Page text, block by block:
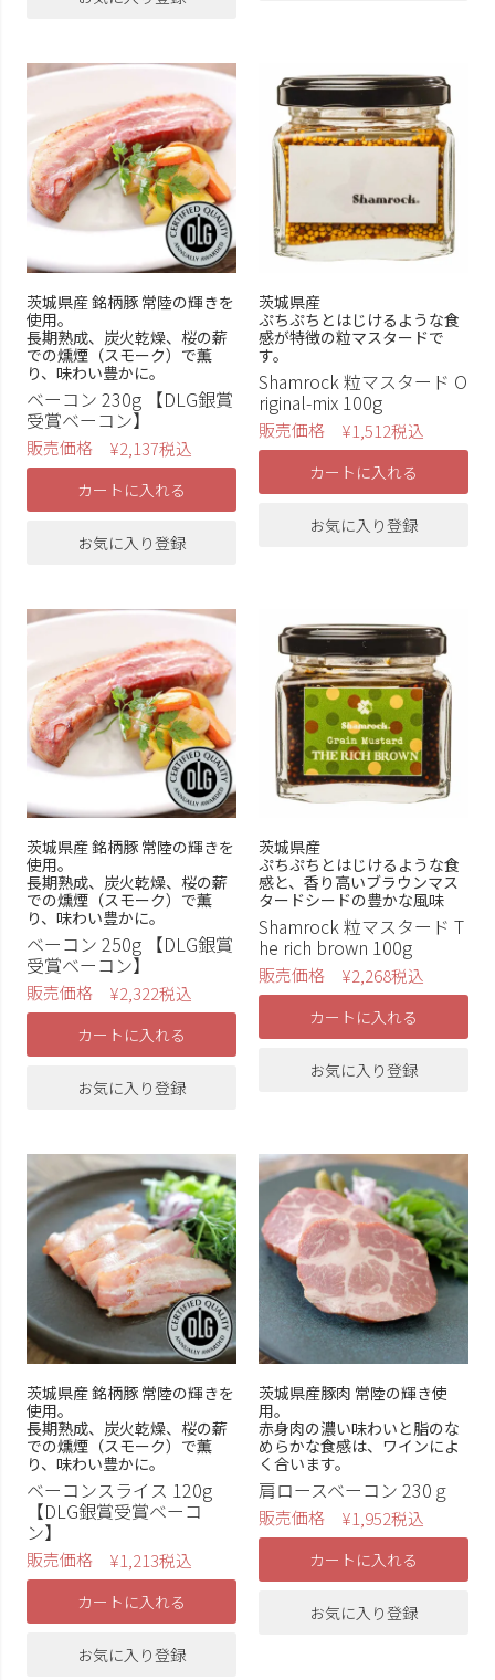
茨城県産 銘柄豚 常陸の輝きを
使用。
長期熟成、炭火乾燥、桜の薪
での燻煙（スモーク）で薫
り、味わい豊かに。
ベーコン 230g 【DLG銀賞
受賞ベーコン】
販売価格 ¥2,137税込
カートに入れる
お気に入り登録
茨城県産
ぷちぷちとはじけるような食
感が特徴の粒マスタードで
す。
Shamrock 粒マスタード O
riginal-mix 100g
販売価格 ¥1,512税込
カートに入れる
お気に入り登録
茨城県産 銘柄豚 常陸の輝きを
使用。
長期熟成、炭火乾燥、桜の薪
での燻煙（スモーク）で薫
り、味わい豊かに。
ベーコン 250g 【DLG銀賞
受賞ベーコン】
販売価格 ¥2,322税込
カートに入れる
お気に入り登録
茨城県産
ぷちぷちとはじけるような食
感と、香り高いブラウンマス
タードシードの豊かな風味
Shamrock 粒マスタード T
he rich brown 100g
販売価格 ¥2,268税込
カートに入れる
お気に入り登録
茨城県産 銘柄豚 常陸の輝きを
使用。
長期熟成、炭火乾燥、桜の薪
での燻煙（スモーク）で薫
り、味わい豊かに。
ベーコンスライス 120g
【DLG銀賞受賞ベーコ
ン】
販売価格 ¥1,213税込
カートに入れる
お気に入り登録
茨城県産豚肉 常陸の輝き使
用。
赤身肉の濃い味わいと脂のな
めらかな食感は、ワインによ
く合います。
肩ロースベーコン 230ｇ
販売価格 ¥1,952税込
カートに入れる
お気に入り登録